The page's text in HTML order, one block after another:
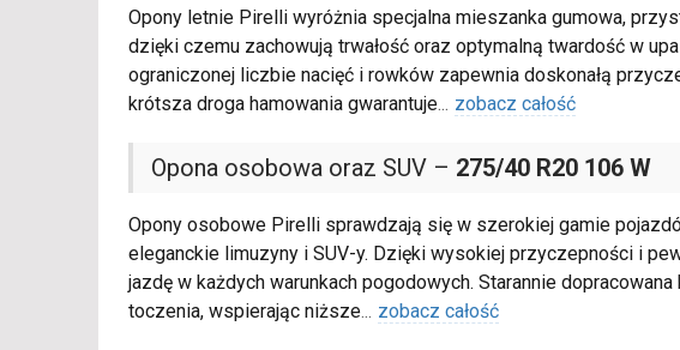
Opony letnie Pirelli wyróżnia specjalna mieszanka gumowa,
dzięki czemu zachowują trwałość oraz optymalną twardość w
ograniczonej liczbie nacięć i rowków zapewnia doskonałą
krótsza droga hamowania gwarantuje... zobacz całość
Opona osobowa oraz SUV – 275/40 R20 106 W
Opony osobowe Pirelli sprawdzają się w szerokiej gamie
eleganckie limuzyny i SUV-y. Dzięki wysokiej przyczepności i
jazdę w każdych warunkach pogodowych. Starannie
toczenia, wspierając niższe... zobacz całość